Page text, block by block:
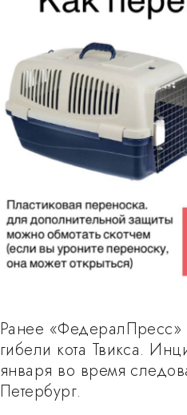
Ранее «ФедералПресс»
гибели кота Твикса.
января во время
Петербург.